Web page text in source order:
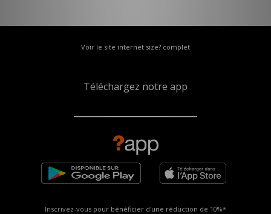
Voir le site internet size? complet
Téléchargez notre app
Inscrivez-vous pour bénéficier d'une réduction de 10%*